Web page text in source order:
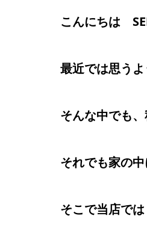
こんにちは
最近では思う
そんな中でも
それでも家の
そこで当店で